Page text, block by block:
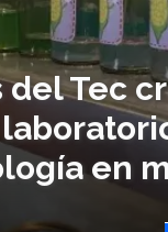
del Tec
en